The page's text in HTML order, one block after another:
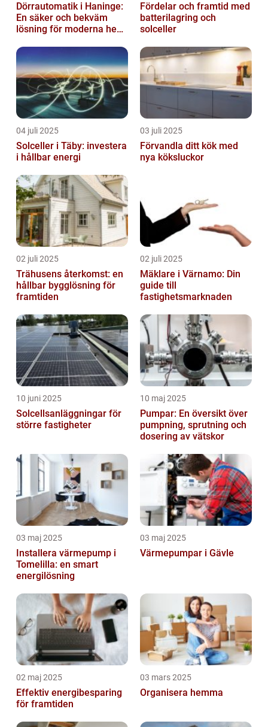
Dörrautomatik i Haninge:
En säker och bekväm
lösning för moderna hem
Fördelar och framtid med
batterilagring och
solceller
04 juli 2025
Solceller i Täby: investera
i hållbar energi
03 juli 2025
Förvandla ditt kök med
nya köksluckor
02 juli 2025
Trähusens återkomst: en
hållbar bygglösning för
framtiden
02 juli 2025
Mäklare i Värnamo: Din
guide till
fastighetsmarknaden
10 juni 2025
Solcellsanläggningar för
större fastigheter
10 maj 2025
Pumpar: En översikt över
pumpning, sprutning och
dosering av vätskor
03 maj 2025
Installera värmepump i
Tomelilla: en smart
energilösning
03 maj 2025
Värmepumpar i Gävle
02 maj 2025
Effektiv energibesparing
för framtiden
03 mars 2025
Organisera hemma